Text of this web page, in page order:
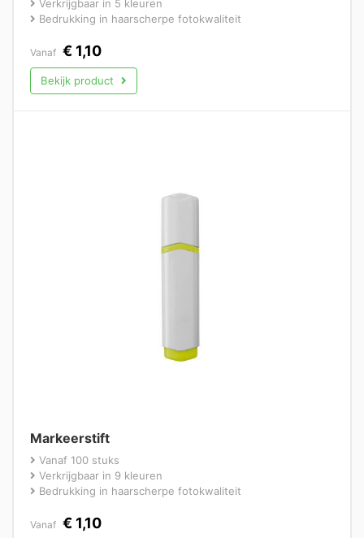
Verkrijgbaar in 5 kleuren
Bedrukking in haarscherpe fotokwaliteit
Vanaf € 1,10
Bekijk product
Markeerstift
Vanaf 100 stuks
Verkrijgbaar in 9 kleuren
Bedrukking in haarscherpe fotokwaliteit
Vanaf € 1,10